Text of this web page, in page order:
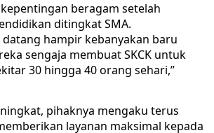
beragam setelah
ditingkat SMA.
datang hampir kebanyakan baru
sengaja membuat SKCK untuk
30 hingga 40 orang sehari,”
pihaknya mengaku terus
layanan maksimal kepada